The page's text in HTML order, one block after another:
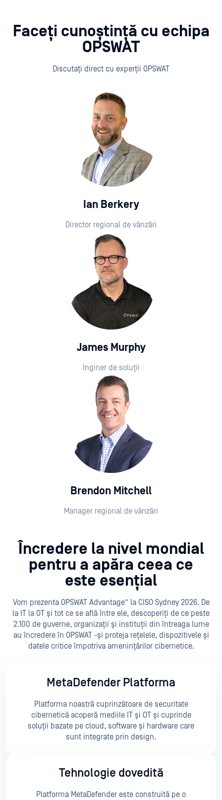
Faceți cunoștință cu echipa
OPSWAT
Discutați direct cu experții OPSWAT
Ian Berkery
Director regional de vânzări
James Murphy
Inginer de soluții
Brendon Mitchell
Manager regional de vânzări
Încredere la nivel mondial
pentru a apăra ceea ce
este esențial
Vom prezenta OPSWAT Advantage” la CISO Sydney 2026. De
la IT la OT și tot ce se află între ele, descoperiți de ce peste
2.100 de guverne, organizații și instituții din întreaga lume
au încredere în OPSWAT -și proteja rețelele, dispozitivele și
datele critice împotriva amenințărilor cibernetice.
MetaDefender Platforma
Platforma noastră cuprinzătoare de securitate
cibernetică acoperă mediile IT și OT și cuprinde
soluții bazate pe cloud, software și hardware care
sunt integrate prin design.
Tehnologie dovedită
Platforma MetaDefender este construită pe o